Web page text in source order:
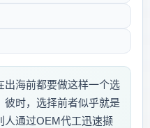
出海前都要做这样一个选
彼时，选择前者似乎就是
人通过OEM代工迅速撷